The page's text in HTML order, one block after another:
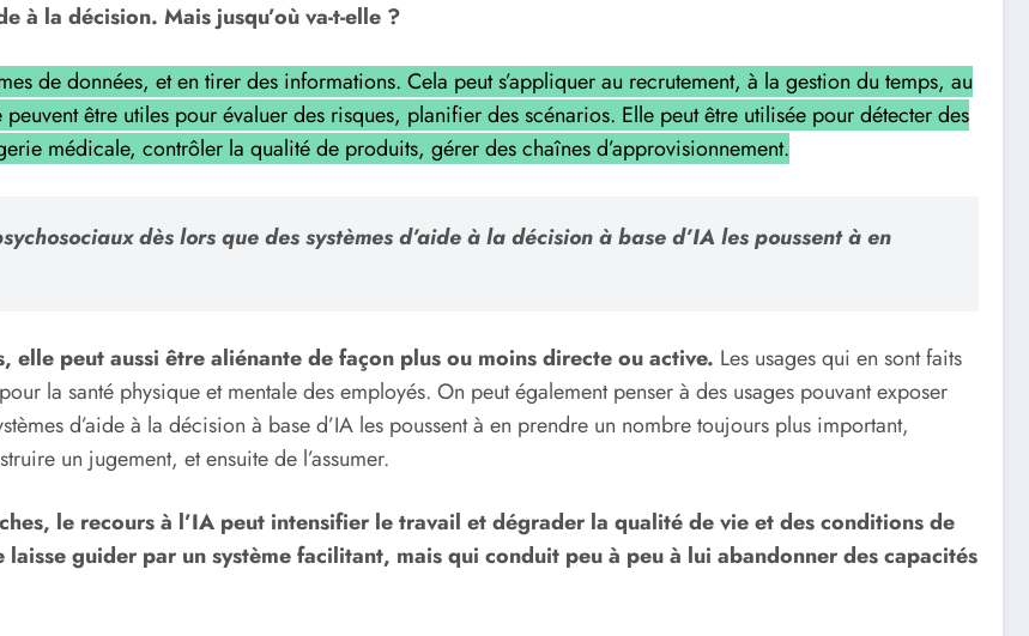
à la décision. Mais jusqu’où va-t-elle ?
de données, et en tirer des informations. Cela peut s’appliquer au recrutement, à la gestion du temps, au
être utiles pour évaluer des risques, planifier des scénarios. Elle peut être utilisée pour détecter des
médicale, contrôler la qualité de produits, gérer des chaînes d’approvisionnement.
dès lors que des systèmes d’aide à la décision à base d’IA les poussent à en
elle peut aussi être aliénante de façon plus ou moins directe ou active. Les usages qui en sont faits
la santé physique et mentale des employés. On peut également penser à des usages pouvant exposer
d’aide à la décision à base d’IA les poussent à en prendre un nombre toujours plus important,
un jugement, et ensuite de l’assumer.
le recours à l’IA peut intensifier le travail et dégrader la qualité de vie et des conditions de
laisse guider par un système facilitant, mais qui conduit peu à peu à lui abandonner des capacités